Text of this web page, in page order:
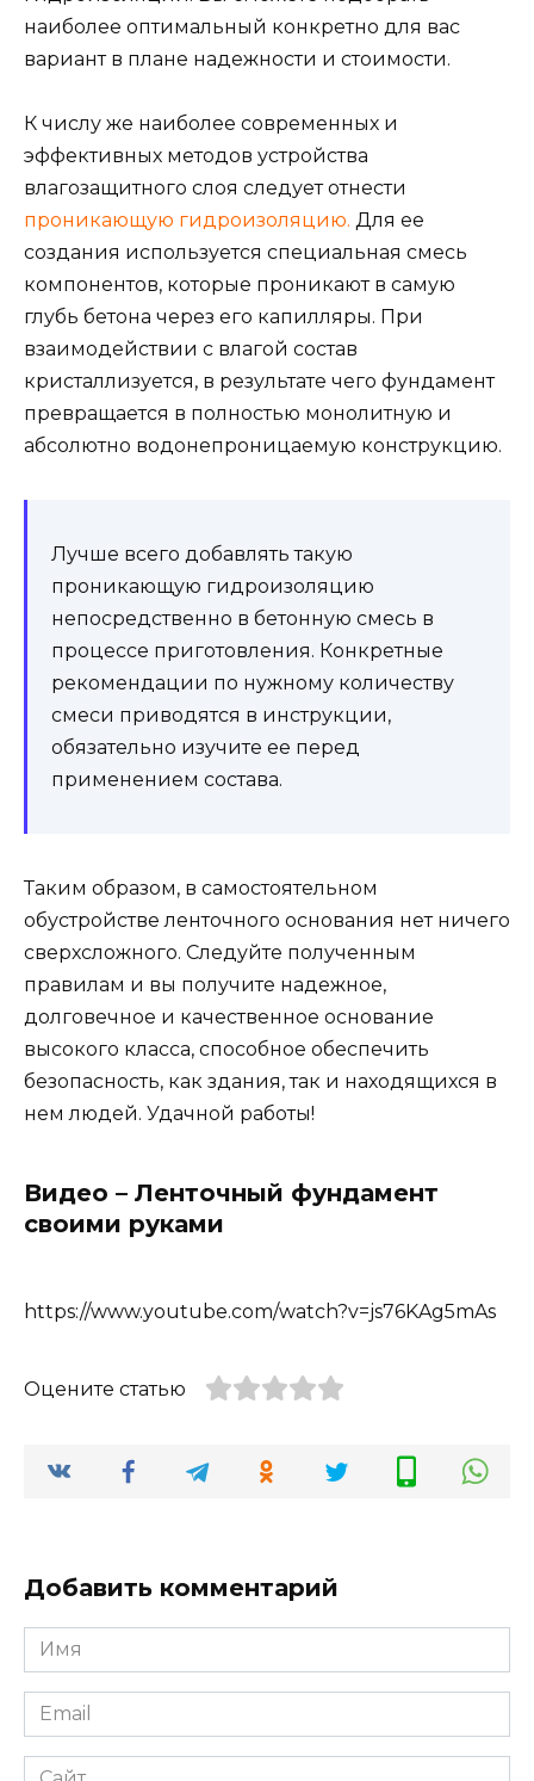
наиболее оптимальный конкретно для вас
вариант в плане надежности и стоимости.
К числу же наиболее современных и
эффективных методов устройства
влагозащитного слоя следует отнести
проникающую гидроизоляцию. Для ее
создания используется специальная смесь
компонентов, которые проникают в самую
глубь бетона через его капилляры. При
взаимодействии с влагой состав
кристаллизуется, в результате чего фундамент
превращается в полностью монолитную и
абсолютно водонепроницаемую конструкцию.
Лучше всего добавлять такую
проникающую гидроизоляцию
непосредственно в бетонную смесь в
процессе приготовления. Конкретные
рекомендации по нужному количеству
смеси приводятся в инструкции,
обязательно изучите ее перед
применением состава.
Таким образом, в самостоятельном
обустройстве ленточного основания нет ничего
сверхсложного. Следуйте полученным
правилам и вы получите надежное,
долговечное и качественное основание
высокого класса, способное обеспечить
безопасность, как здания, так и находящихся в
нем людей. Удачной работы!
Видео – Ленточный фундамент
своими руками
https://www.youtube.com/watch?v=js76KAg5mAs
Оцените статью
Добавить комментарий
Имя
*
Email
*
Сайт